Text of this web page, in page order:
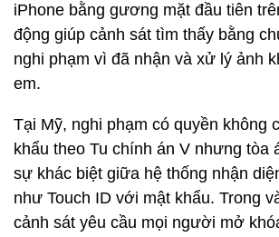
iPhone bằng gương mặt đầu tiên
động giúp cảnh sát tìm thấy bằng
nghi phạm vì đã nhận và xử lý ảnh
em.
Tại Mỹ, nghi phạm có quyền không
khẩu theo Tu chính án V nhưng tòa
sự khác biệt giữa hệ thống nhận
như Touch ID với mật khẩu. Trong
cảnh sát yêu cầu mọi người mở